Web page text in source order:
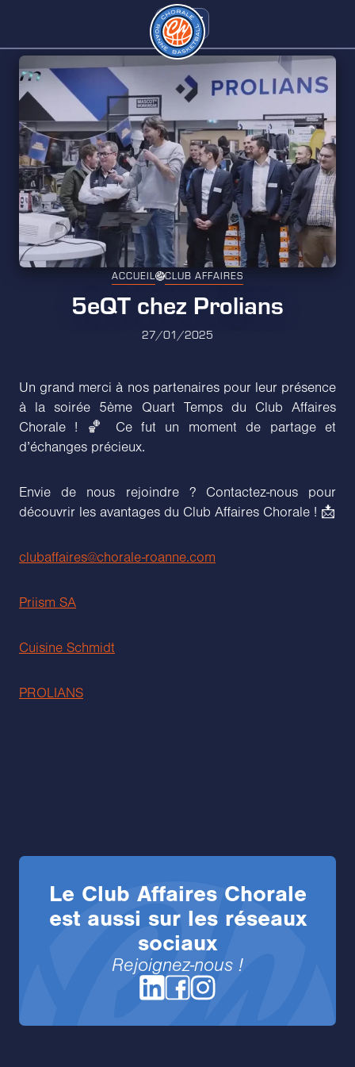
ACCUEIL CLUB AFFAIRES
5eQT chez Prolians
27/01/2025
Un grand merci à nos partenaires pour leur présence
à la soirée 5ème Quart Temps du Club Affaires
Chorale ! 🏀 Ce fut un moment de partage et
d’échanges précieux.
Envie de nous rejoindre ? Contactez-nous pour
découvrir les avantages du Club Affaires Chorale ! 📩
clubaffaires@chorale-roanne.com
Priism SA
Cuisine Schmidt
PROLIANS
Le Club Affaires Chorale
est aussi sur les réseaux
sociaux
Rejoignez-nous !